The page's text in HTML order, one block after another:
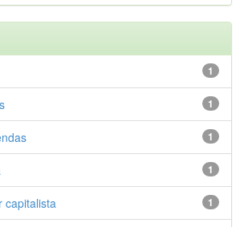
1
1
1
1
1
capitalista